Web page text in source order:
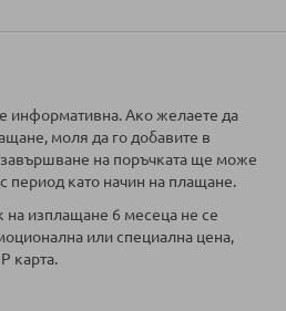
информативна. Ако желаете да
моля да го добавите в
завършване на поръчката ще може
период като начин на плащане.
на изплащане 6 месеца не се
или специална цена,
карта.